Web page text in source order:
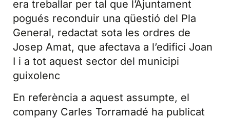
era treballar per tal que l’Ajuntament
pogués reconduir una qüestió del Pla
General, redactat sota les ordres de
Josep Amat, que afectava a l’edifici Joan
I i a tot aquest sector del municipi
guixolenc
En referència a aquest assumpte, el
company Carles Torramadé ha publicat